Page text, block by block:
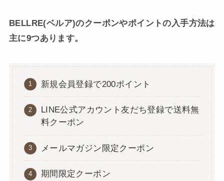
BELLRE(ベルア)のクーポンやポイントの入手方法は
主に9つあります。
新規会員登録で200ポイント
LINE公式アカウント友だち登録で送料無
料クーポン
メールマガジン限定クーポン
期間限定クーポン